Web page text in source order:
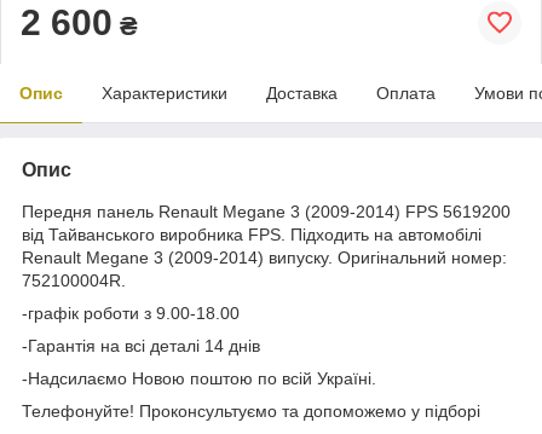
2 600 ₴
Опис Характеристики Доставка Оплата Умови
Опис
Передня панель Renault Megane 3 (2009-2014) FPS 5619200
від Тайванського виробника FPS. Підходить на автомобілі
Renault Megane 3 (2009-2014) випуску. Оригінальний номер:
752100004R.
-графік роботи з 9.00-18.00
-Гарантія на всі деталі 14 днів
-Надсилаємо Новою поштою по всій Україні.
Телефонуйте! Проконсультуємо та допоможемо у підборі